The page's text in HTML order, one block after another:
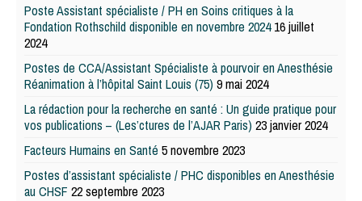
Poste Assistant spécialiste / PH en Soins critiques à la
Fondation Rothschild disponible en novembre 2024 16 juillet
2024
Postes de CCA/Assistant Spécialiste à pourvoir en Anesthésie
Réanimation à l’hôpital Saint Louis (75) 9 mai 2024
La rédaction pour la recherche en santé : Un guide pratique pour
vos publications – (Les’ctures de l’AJAR Paris) 23 janvier 2024
Facteurs Humains en Santé 5 novembre 2023
Postes d’assistant spécialiste / PHC disponibles en Anesthésie
au CHSF 22 septembre 2023